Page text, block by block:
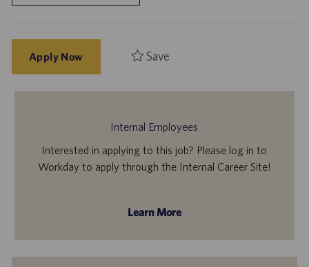
Apply Now Save
Internal Employees
Interested in applying to this job? Please log in to
Workday to apply through the Internal Career Site!
Learn More